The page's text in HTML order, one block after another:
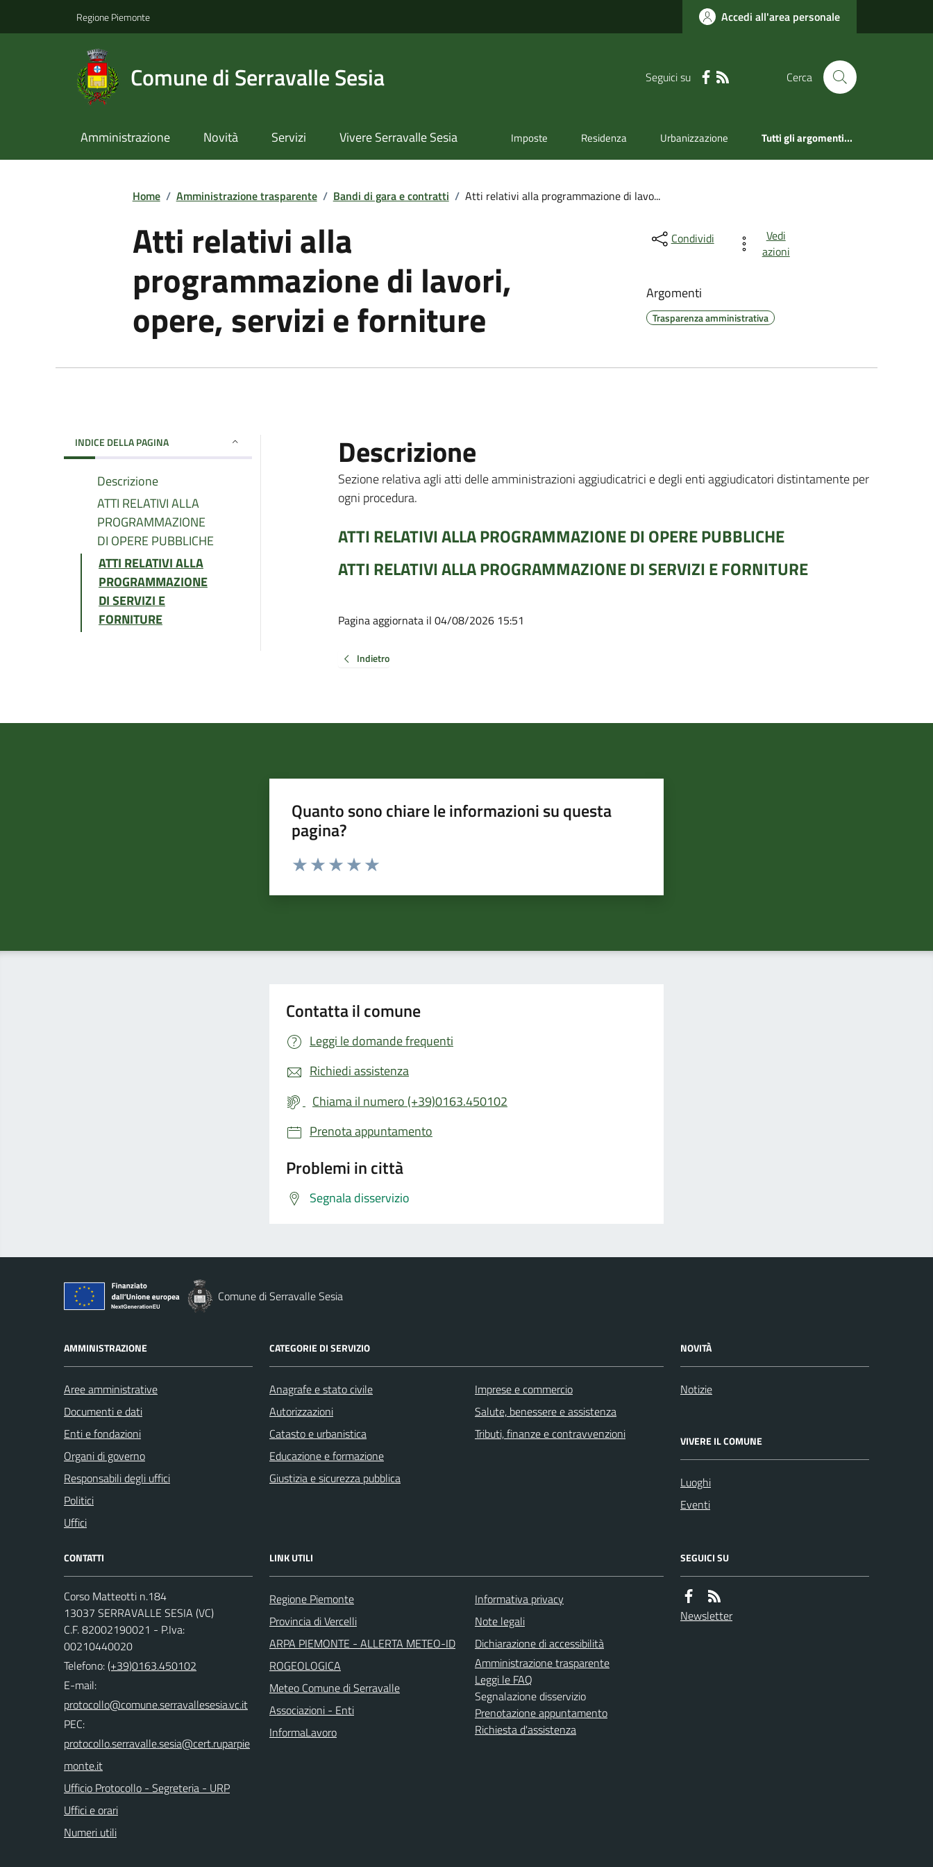
Regione Piemonte Accedi all'area personale
Comune di Serravalle Sesia Seguici su Cerca
Amministrazione Novità Servizi Vivere Serravalle Sesia Imposte Residenza Urbanizzazione Tutti gli argomenti...
Home / Amministrazione trasparente / Bandi di gara e contratti / Atti relativi alla programmazione di lavo...
Atti relativi alla
programmazione di lavori,
opere, servizi e forniture
Condividi
Vedi
azioni
Argomenti
Trasparenza amministrativa
INDICE DELLA PAGINA
Descrizione
ATTI RELATIVI ALLA
PROGRAMMAZIONE
DI OPERE PUBBLICHE
ATTI RELATIVI ALLA
PROGRAMMAZIONE
DI SERVIZI E
FORNITURE
Descrizione
Sezione relativa agli atti delle amministrazioni aggiudicatrici e degli enti aggiudicatori distintamente per
ogni procedura.
ATTI RELATIVI ALLA PROGRAMMAZIONE DI OPERE PUBBLICHE
ATTI RELATIVI ALLA PROGRAMMAZIONE DI SERVIZI E FORNITURE
Pagina aggiornata il 04/08/2026 15:51
Indietro
Quanto sono chiare le informazioni su questa
pagina?
Valuta da 1 a 5 stelle la pagina
Contatta il comune
Leggi le domande frequenti
Richiedi assistenza
Chiama il numero (+39)0163.450102
Prenota appuntamento
Problemi in città
Segnala disservizio
Comune di Serravalle Sesia
AMMINISTRAZIONE
Aree amministrative
Documenti e dati
Enti e fondazioni
Organi di governo
Responsabili degli uffici
Politici
Uffici
CATEGORIE DI SERVIZIO
Anagrafe e stato civile
Autorizzazioni
Catasto e urbanistica
Educazione e formazione
Giustizia e sicurezza pubblica
Imprese e commercio
Salute, benessere e assistenza
Tributi, finanze e contravvenzioni
NOVITÀ
Notizie
VIVERE IL COMUNE
Luoghi
Eventi
CONTATTI
Corso Matteotti n.184
13037 SERRAVALLE SESIA (VC)
C.F. 82002190021 - P.Iva:
00210440020
Telefono:(+39)0163.450102
E-mail:
PEC:
Ufficio Protocollo - Segreteria - URP
Uffici e orari
Numeri utili
LINK UTILI
Regione Piemonte
Provincia di Vercelli
ARPA PIEMONTE - ALLERTA METEO-ID
ROGEOLOGICA
Meteo Comune di Serravalle
Associazioni - Enti
InformaLavoro
Informativa privacy
Note legali
Dichiarazione di accessibilità
Amministrazione trasparente
Leggi le FAQ
Segnalazione disservizio
Prenotazione appuntamento
Richiesta d'assistenza
SEGUICI SU
Newsletter